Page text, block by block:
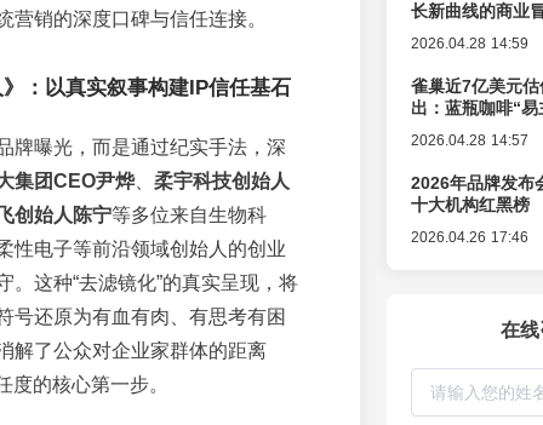
营销的深度口碑与信任连接。
：以真实叙事构建IP信任基石
牌曝光，而是通过纪实手法，深
集团CEO尹烨、 柔宇科技创始人
创始人陈宁等多位来自生物科
性电子等前沿领域创始人的创业
。这种“去滤镜化”的真实呈现，将
号还原为有血有肉、有思考有困
解了公众对企业家群体的距离
度的核心第一步。
长新曲线的商业
2026.04.28 14:59
雀巢近7亿美元
出：蓝瓶咖啡“
2026.04.28 14:57
2026年品牌发布
十大机构红黑榜
2026.04.26 17:46
在